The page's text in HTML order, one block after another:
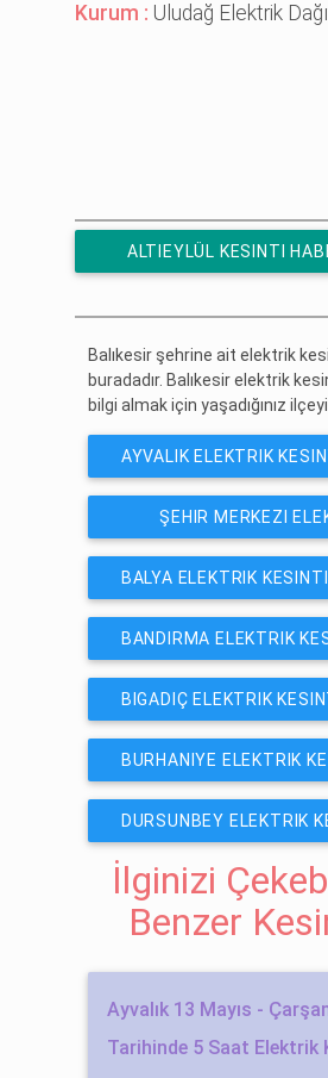
Kurum : Uludağ Elektrik
ALTIEYLÜL KESINTI
Balıkesir şehrine ait elektrik
buradadır. Balıkesir elektrik
bilgi almak için yaşadığınız
AYVALIK ELEKTRIK
ŞEHIR MERKEZI
KESINTISI
BALYA ELEKTRIK
BANDIRMA ELEKTRIK
BIGADIÇ ELEKTRIK
BURHANIYE ELEKTRIK
DURSUNBEY ELEKTRIK
İlginizi
Benzer
Ayvalık 13 Mayıs -
Tarihinde 5 Saat Elektrik